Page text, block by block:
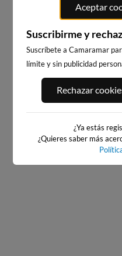
PLAYA DE LA GRAVA
111km · Xàbia-Jávea
CHOPI
Aceptar
Suscribirme y
Suscríbete a Camaramar
límite y sin publicidad
Rechazar
¿Ya estás
¿Quieres saber más